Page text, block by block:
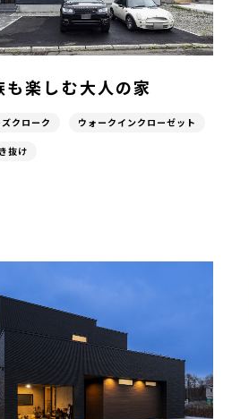
も楽しむ大人の家
クローク ウォークインクローゼット
抜け